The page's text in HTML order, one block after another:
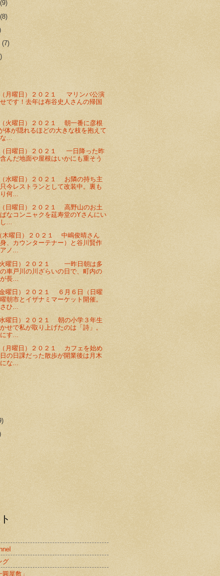
(9)
(8)
(7)
月曜日）２０２１ マリンバ公演
です！去年は布谷史人さんの帰国
火曜日）２０２１ 朝一番に彦根
体が隠れるほどの大きな枝を抱えて
...
日曜日）２０２１ 一日降った昨
んだ地面や屋根はいかにも重そう
水曜日）２０２１ お隣の持ち主
今レストランとして改装中。裏も
何...
日曜日）２０２１ 高野山のお土
なコンニャクを莚寿堂のYさんにい
...
木曜日）２０２１ 中嶋俊晴さん
、カウンターテナー）と谷川賢作
ノ...
火曜日）２０２１ 一昨日朝は多
車戸川の川ざらいの日で、町内の
長...
曜日）２０２１ ６月６日（日曜
朝市とイザナミマーケット開催。
ひ...
曜日）２０２１ 朝の小学３年生
せで私が取り上げたのは「詩」。
す...
月曜日）２０２１ カフェを始め
の日課だった散歩が開業後は月木
な...
グ
屋敷」